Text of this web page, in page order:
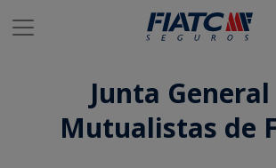
Saltar al contenido principal
Junta
Mutualistas de